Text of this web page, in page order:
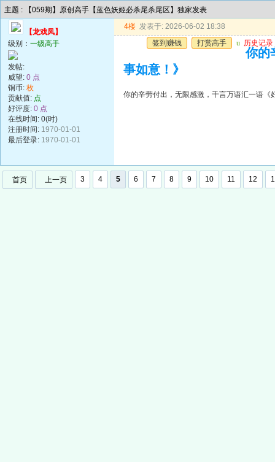
主题 : 【059期】原创高手【蓝色妖姬必杀尾杀尾区】独家发表
【龙戏凤】
级别： 一级高手
发帖:
威望: 0 点
铜币: 枚
贡献值: 点
好评度: 0 点
在线时间: 0(时)
注册时间: 1970-01-01
最后登录: 1970-01-01
4楼 发表于: 2026-06-02 18:38
签到赚钱
打赏高手 u 历史记录
你的
事如意！》
你的辛劳付出，无限感激，千言万语汇一语《
首页 上一页 3 4 5 6 7 8 9 10 11 12